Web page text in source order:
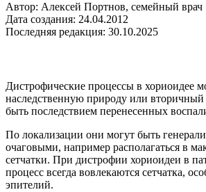
Автор: Алексей Портнов, семейный врач
Дата создания: 24.04.2012
Последняя редакция: 30.10.2025
Дистрофические процессы в хориоидее
наследственную природу или вторичный
быть последствием перенесенных
По локализации они могут быть
очаговыми, например располагаться в
сетчатки. При дистрофии хориоидеи в
процесс всегда вовлекаются сетчатка,
эпителий.